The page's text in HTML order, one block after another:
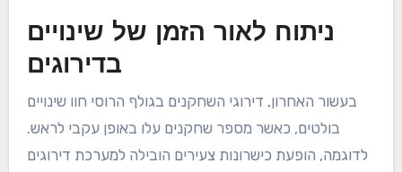
ניתוח לאור הזמן של שינויים
בדירוגים
בעשור האחרון, דירוגי השחקנים בגולף הרוסי חוו שינויים
בולטים, כאשר מספר שחקנים עלו באופן עקבי לראש.
לדוגמה, הופעת כישרונות צעירים הובילה למערכת דירוגים